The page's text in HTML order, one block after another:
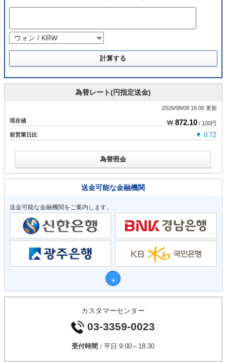
為替レート(円指定送金)
2026/08/08 16:00 更新
現在値 ₩872.10 / 100円
前営業日比
▼ 0.72
為替照会
送金可能な金融機関
送金可能な金融機関をご案内します。
カスタマーセンター
03-3359-0023
受付時間 : 平日 9:00～18:30